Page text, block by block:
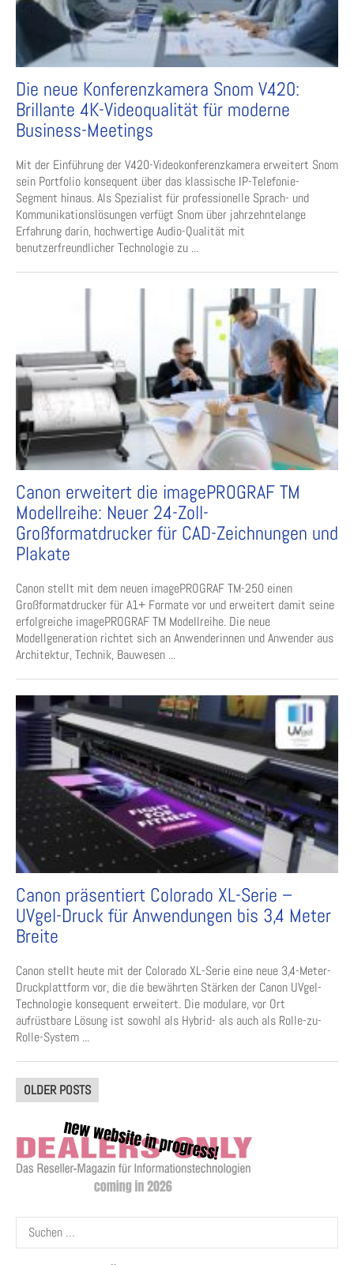
Die neue Konferenzkamera Snom V420:
Brillante 4K-Videoqualität für moderne
Business-Meetings
Mit der Einführung der V420-Videokonferenzkamera erweitert Snom
sein Portfolio konsequent über das klassische IP-Telefonie-
Segment hinaus. Als Spezialist für professionelle Sprach- und
Kommunikationslösungen verfügt Snom über jahrzehntelange
Erfahrung darin, hochwertige Audio-Qualität mit
benutzerfreundlicher Technologie zu ...
Canon erweitert die imagePROGRAF TM
Modellreihe: Neuer 24-Zoll-
Großformatdrucker für CAD-Zeichnungen und
Plakate
Canon stellt mit dem neuen imagePROGRAF TM-250 einen
Großformatdrucker für A1+ Formate vor und erweitert damit seine
erfolgreiche imagePROGRAF TM Modellreihe. Die neue
Modellgeneration richtet sich an Anwenderinnen und Anwender aus
Architektur, Technik, Bauwesen ...
Canon präsentiert Colorado XL-Serie –
UVgel-Druck für Anwendungen bis 3,4 Meter
Breite
Canon stellt heute mit der Colorado XL-Serie eine neue 3,4-Meter-
Druckplattform vor, die die bewährten Stärken der Canon UVgel-
Technologie konsequent erweitert. Die modulare, vor Ort
aufrüstbare Lösung ist sowohl als Hybrid- als auch als Rolle-zu-
Rolle-System ...
Posts
navigation
OLDER POSTS
Suchen
nach: